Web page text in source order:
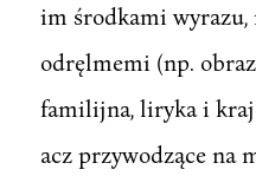
im środkami
odręlmemi (np.
familijna, liryka i
acz przywodzące na